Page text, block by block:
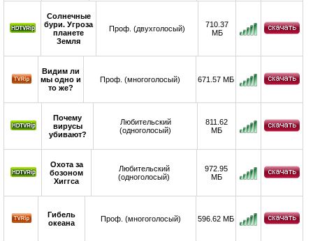
Солнечные
бури. Угроза
планете
Земля
Проф. (двухголосый)
710.37
МБ
Видим ли
мы одно и
то же?
Проф. (многоголосый) 671.57 МБ
Почему
вирусы
убивают?
Любительский
(одноголосый)
811.62
МБ
Охота за
бозоном
Хиггса
Любительский
(одноголосый)
972.95
МБ
Гибель
океана
Проф. (многоголосый) 596.62 МБ